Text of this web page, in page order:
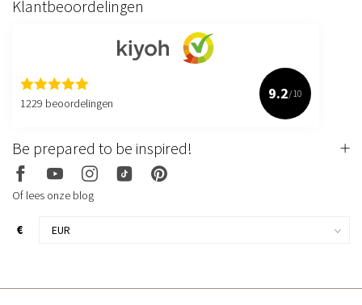
Klantbeoordelingen
1229 beoordelingen
9.2/10
Be prepared to be inspired!
Of lees onze blog
€